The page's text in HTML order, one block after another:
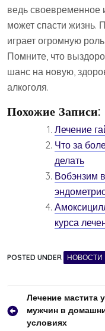
ведь своевременное
может спасти жизнь.
играет огромную
Помните, что
шанс на новую,
алкоголя.
Похожие Записи:
Лечение
Что за
делать
Вобэнзим
курса
POSTED UNDER НОВОСТИ
Навигация
по
Лечение мастита у
мужчин в
условиях